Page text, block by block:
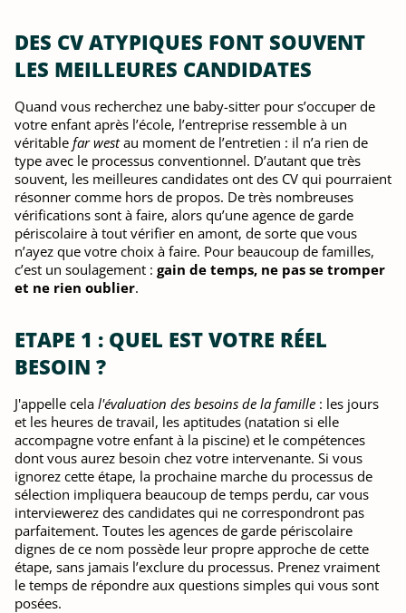
DES CV ATYPIQUES FONT SOUVENT
LES MEILLEURES CANDIDATES
Quand vous recherchez une baby-sitter pour s’occuper de
votre enfant après l’école, l’entreprise ressemble à un
véritable far westau moment de l’entretien : il n’a rien de
type avec le processus conventionnel. D’autant que très
souvent, les meilleures candidates ont des CV qui pourraient
résonner comme hors de propos. De très nombreuses
vérifications sont à faire, alors qu’une agence de garde
périscolaire à tout vérifier en amont, de sorte que vous
n’ayez que votre choix à faire. Pour beaucoup de familles,
c’est un soulagement : gain de temps, ne pas se tromper
et ne rien oublier.
ETAPE 1 : QUEL EST VOTRE RÉEL
BESOIN ?
J'appelle cela l'évaluation des besoins de la famille : les jours
et les heures de travail, les aptitudes (natation si elle
accompagne votre enfant à la piscine) et le compétences
dont vous aurez besoin chez votre intervenante. Si vous
ignorez cette étape, la prochaine marche du processus de
sélection impliquera beaucoup de temps perdu, car vous
interviewerez des candidates qui ne correspondront pas
parfaitement. Toutes les agences de garde périscolaire
dignes de ce nom possède leur propre approche de cette
étape, sans jamais l’exclure du processus. Prenez vraiment
le temps de répondre aux questions simples qui vous sont
posées.